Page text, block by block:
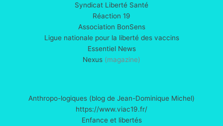
Syndicat Liberté Santé
Réaction 19
Association BonSens
Ligue nationale pour la liberté des vaccins
Essentiel News
Nexus (magazine)
Anthropo-logiques (blog de Jean-Dominique Michel)
https://www.viac19.fr/
Enfance et libertés